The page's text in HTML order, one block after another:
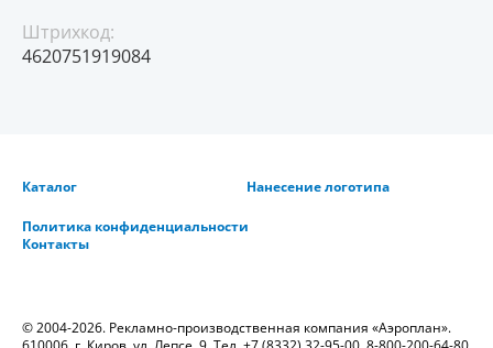
Штрихкод:
4620751919084
Каталог Нанесение логотипа
Политика конфиденциальности
Контакты
© 2004-2026. Рекламно-производственная компания «Аэроплан».